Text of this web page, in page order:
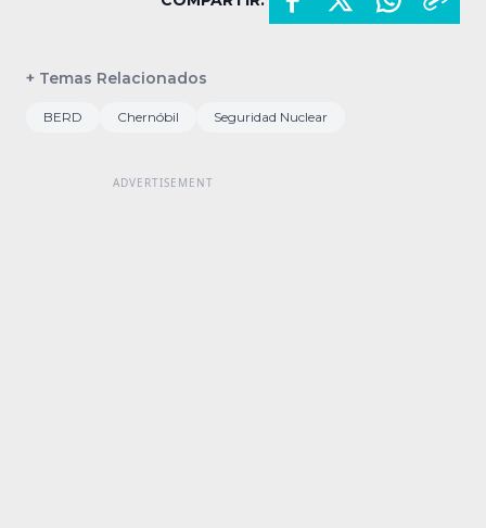
+ Temas Relacionados
BERD Chernóbil Seguridad Nuclear